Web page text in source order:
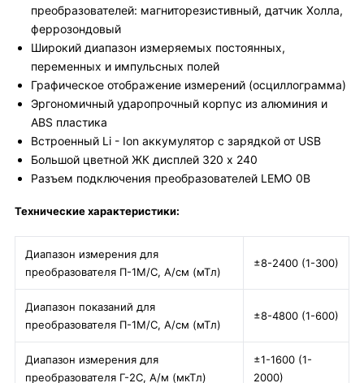
преобразователей: магниторезистивный, датчик Холла,
феррозондовый
Широкий диапазон измеряемых постоянных,
переменных и импульсных полей
Графическое отображение измерений (осциллограмма)
Эргономичный ударопрочный корпус из алюминия и
ABS пластика
Встроенный Li - Ion аккумулятор с зарядкой от USB
Большой цветной ЖК дисплей 320 х 240
Разъем подключения преобразователей LEMO 0B
Технические характеристики:
Диапазон измерения для
преобразователя П-1М/С, А/см (мТл)
±8-2400 (1-300)
Диапазон показаний для
преобразователя П-1М/С, А/см (мТл)
±8-4800 (1-600)
Диапазон измерения для
преобразователя Г-2С, А/м (мкТл)
±1-1600 (1-
2000)